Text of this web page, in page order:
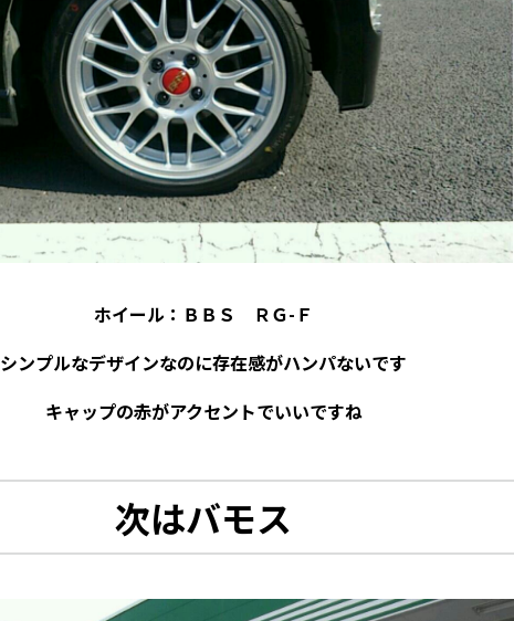
ホイール：ＢＢＳ ＲＧ-Ｆ
シンプルなデザインなのに存在感がハンパないです
キャップの赤がアクセントでいいですね
次はバモス